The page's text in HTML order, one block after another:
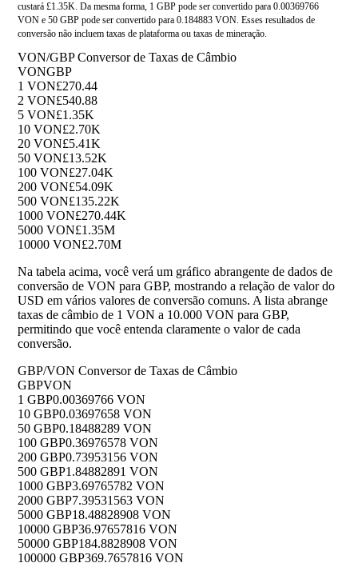
custará £1.35K. Da mesma forma, 1 GBP pode ser convertido para 0.00369766
VON e 50 GBP pode ser convertido para 0.184883 VON. Esses resultados de
conversão não incluem taxas de plataforma ou taxas de mineração.
VON/GBP Conversor de Taxas de Câmbio
VONGBP
1 VON£270.44
2 VON£540.88
5 VON£1.35K
10 VON£2.70K
20 VON£5.41K
50 VON£13.52K
100 VON£27.04K
200 VON£54.09K
500 VON£135.22K
1000 VON£270.44K
5000 VON£1.35M
10000 VON£2.70M
Na tabela acima, você verá um gráfico abrangente de dados de
conversão de VON para GBP, mostrando a relação de valor do
USD em vários valores de conversão comuns. A lista abrange
taxas de câmbio de 1 VON a 10.000 VON para GBP,
permitindo que você entenda claramente o valor de cada
conversão.
GBP/VON Conversor de Taxas de Câmbio
GBPVON
1 GBP0.00369766 VON
10 GBP0.03697658 VON
50 GBP0.18488289 VON
100 GBP0.36976578 VON
200 GBP0.73953156 VON
500 GBP1.84882891 VON
1000 GBP3.69765782 VON
2000 GBP7.39531563 VON
5000 GBP18.48828908 VON
10000 GBP36.97657816 VON
50000 GBP184.8828908 VON
100000 GBP369.7657816 VON